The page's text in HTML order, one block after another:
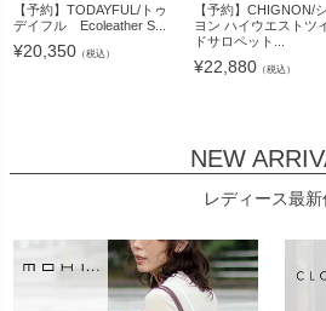
【予約】TODAYFUL/トゥ
デイフル Ecoleather S...
¥20,350 （税込）
【予約】CHIGNON/
ヨン ハイウエストツ
ドサロペット...
¥22,880 （税込）
NEW
レディース最新